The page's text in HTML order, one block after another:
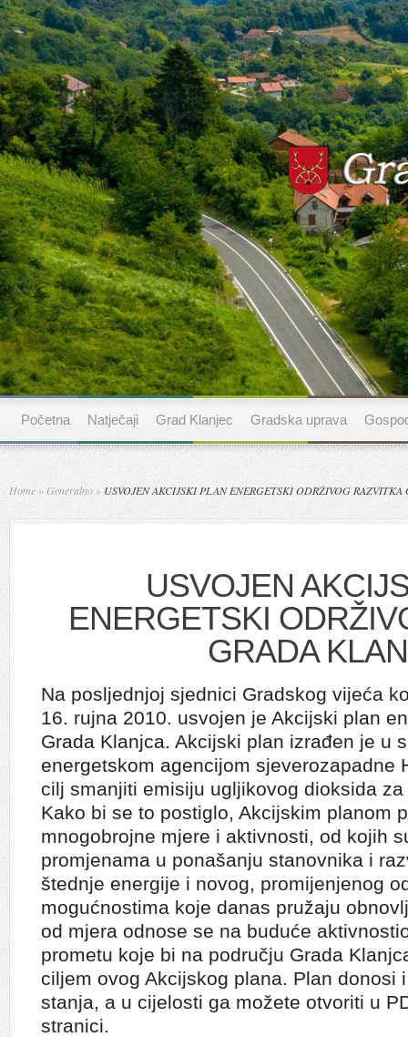
Početna Natječaji Grad Klanjec Gradska uprava
Home »Generalno » USVOJEN AKCIJSKI PLAN ENERGETSKI ODRŽIVOG RAZVITKA
USVOJEN
ENERGETSKI
GRADA
Na posljednjoj sjednici Gradskog vijeća
16. rujna 2010. usvojen je Akcijski plan
Grada Klanjca. Akcijski plan izrađen je u
energetskom agencijom sjeverozapadne
cilj smanjiti emisiju ugljikovog dioksida
Kako bi se to postiglo, Akcijskim planom
mnogobrojne mjere i aktivnosti, od kojih
promjenama u ponašanju stanovnika i
štednje energije i novog, promijenjenog
mogućnostima koje danas pružaju
od mjera odnose se na buduće
prometu koje bi na području Grada
ciljem ovog Akcijskog plana. Plan donosi
stanja, a u cijelosti ga možete otvoriti u
stranici.